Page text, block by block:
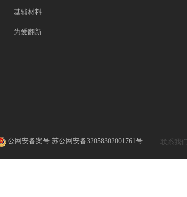
基辅材料
为爱翻新
公网安备案号 苏公网安备32058302001761号 联系我们